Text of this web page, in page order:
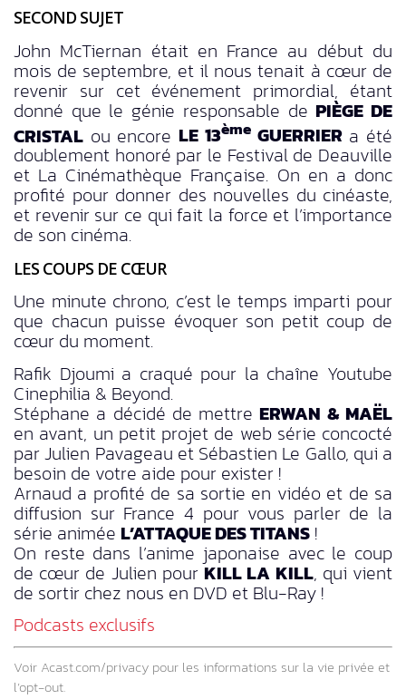
SECOND SUJET
John McTiernan était en France au début du
mois de septembre, et il nous tenait à cœur de
revenir sur cet événement primordial, étant
donné que le génie responsable dePIÈGE DE
CRISTAL ou encoreLE 13èmeGUERRIERa été
doublement honoré par le Festival de Deauville
et La Cinémathèque Française. On en a donc
profité pour donner des nouvelles du cinéaste,
et revenir sur ce qui fait la force et l’importance
de son cinéma.
LES COUPS DE CŒUR
Une minute chrono, c’est le temps imparti pour
que chacun puisse évoquer son petit coup de
cœur du moment.
Rafik Djoumi a craqué pour la chaîne Youtube
Cinephilia & Beyond.
Stéphane a décidé de mettreERWAN & MAËL
en avant, un petit projet de web série concocté
par Julien Pavageau et Sébastien Le Gallo, qui a
besoin de votre aide pour exister !
Arnaud a profité de sa sortie en vidéo et de sa
diffusion sur France 4 pour vous parler de la
série animée L’ATTAQUE DES TITANS !
On reste dans l’anime japonaise avec le coup
de cœur de Julien pourKILL LA KILL, qui vient
de sortir chez nous en DVD et Blu-Ray !
Podcasts exclusifs
Voir Acast.com/privacy pour les informations sur la vie privée et
l’opt-out.